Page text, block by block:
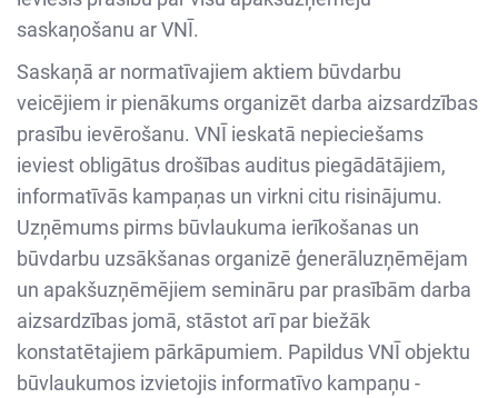
saskaņošanu ar VNĪ.
Saskaņā ar normatīvajiem aktiem būvdarbu
veicējiem ir pienākums organizēt darba aizsardzības
prasību ievērošanu. VNĪ ieskatā nepieciešams
ieviest obligātus drošības auditus piegādātājiem,
informatīvās kampaņas un virkni citu risinājumu.
Uzņēmums pirms būvlaukuma ierīkošanas un
būvdarbu uzsākšanas organizē ģenerāluzņēmējam
un apakšuzņēmējiem semināru par prasībām darba
aizsardzības jomā, stāstot arī par biežāk
konstatētajiem pārkāpumiem. Papildus VNĪ objektu
būvlaukumos izvietojis informatīvo kampaņu -